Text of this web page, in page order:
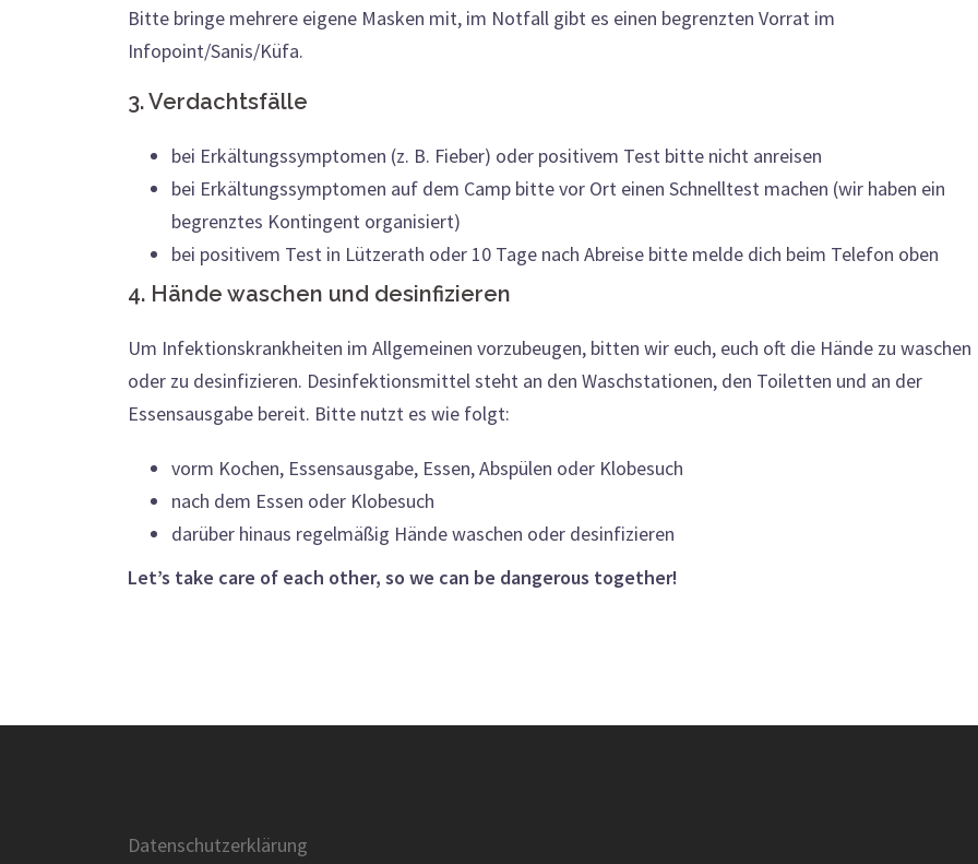
Bitte bringe mehrere eigene Masken mit, im Notfall gibt es einen begrenzten Vorrat im
Infopoint/Sanis/Küfa.
3. Verdachtsfälle
bei Erkältungssymptomen (z. B. Fieber) oder positivem Test bitte nicht anreisen
bei Erkältungssymptomen auf dem Camp bitte vor Ort einen Schnelltest machen (wir haben ein
begrenztes Kontingent organisiert)
bei positivem Test in Lützerath oder 10 Tage nach Abreise bitte melde dich beim Telefon oben
4. Hände waschen und desinfizieren
Um Infektionskrankheiten im Allgemeinen vorzubeugen, bitten wir euch, euch oft die Hände zu waschen
oder zu desinfizieren. Desinfektionsmittel steht an den Waschstationen, den Toiletten und an der
Essensausgabe bereit. Bitte nutzt es wie folgt:
vorm Kochen, Essensausgabe, Essen, Abspülen oder Klobesuch
nach dem Essen oder Klobesuch
darüber hinaus regelmäßig Hände waschen oder desinfizieren
Let’s take care of each other, so we can be dangerous together!
Datenschutzerklärung